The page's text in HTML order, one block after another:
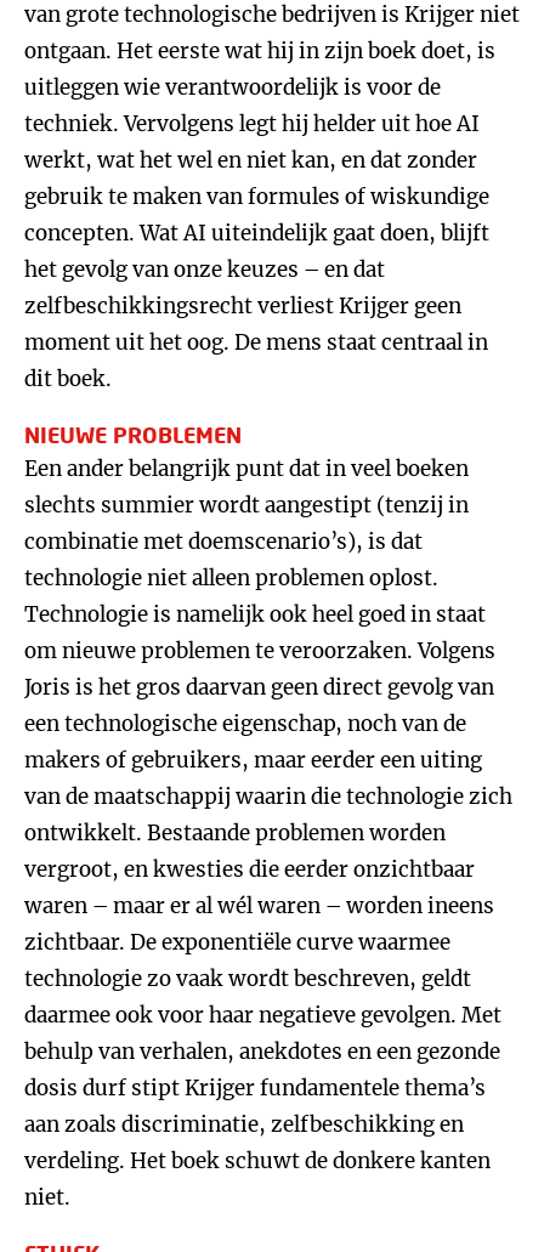
van grote technologische bedrijven is Krijger niet
ontgaan. Het eerste wat hij in zijn boek doet, is
uitleggen wie verantwoordelijk is voor de
techniek. Vervolgens legt hij helder uit hoe AI
werkt, wat het wel en niet kan, en dat zonder
gebruik te maken van formules of wiskundige
concepten. Wat AI uiteindelijk gaat doen, blijft
het gevolg van onze keuzes – en dat
zelfbeschikkingsrecht verliest Krijger geen
moment uit het oog. De mens staat centraal in
dit boek.
NIEUWE PROBLEMEN
Een ander belangrijk punt dat in veel boeken
slechts summier wordt aangestipt (tenzij in
combinatie met doemscenario’s), is dat
technologie niet alleen problemen oplost.
Technologie is namelijk ook heel goed in staat
om nieuwe problemen te veroorzaken. Volgens
Joris is het gros daarvan geen direct gevolg van
een technologische eigenschap, noch van de
makers of gebruikers, maar eerder een uiting
van de maatschappij waarin die technologie zich
ontwikkelt. Bestaande problemen worden
vergroot, en kwesties die eerder onzichtbaar
waren – maar er al wél waren – worden ineens
zichtbaar. De exponentiële curve waarmee
technologie zo vaak wordt beschreven, geldt
daarmee ook voor haar negatieve gevolgen. Met
behulp van verhalen, anekdotes en een gezonde
dosis durf stipt Krijger fundamentele thema’s
aan zoals discriminatie, zelfbeschikking en
verdeling. Het boek schuwt de donkere kanten
niet.